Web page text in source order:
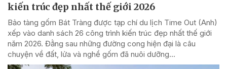
kiến trúc đẹp nhất thế giới 2026
Bảo tàng gốm Bát Tràng được tạp chí du lịch Time Out (Anh)
xếp vào danh sách 26 công trình kiến trúc đẹp nhất thế giới
năm 2026. Đằng sau những đường cong hiện đại là câu
chuyện về đất, lửa và nghề gốm đã nuôi dưỡng...